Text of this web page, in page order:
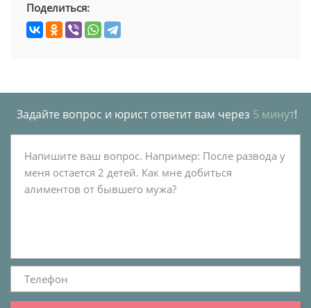
Поделиться:
Задайте вопрос и юрист ответит вам через 5 минут!